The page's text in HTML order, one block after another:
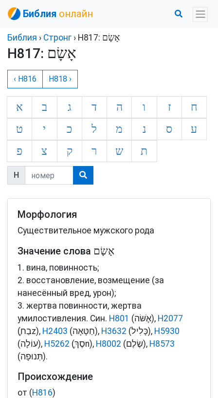
Библия онлайн
Библия › Стронг › H817:
H817:
‹ H816 H818 ›
א ב ג ד ה ו ז
ח
ט
י כ ל מ נ ס
ע
פ
צ ק ר ש ת
H
Морфология
Существительное мужского рода
Значение слова
1. вина, повинность;
2. восстановление, возмещение (за
нанесённый вред, урон);
3. жертва повинности, жертва
умилостивления. Син. H801 (אִֶֹשּׂה‎), H2077
(ֶבַח‎z), H2403 (חַטָּאָה‎), H3632 (כָּלִיל‎), H5930
(עוֹלָה‎), H5262 (ֶסֶךְ‎n), H8002 (שֶׂלֶם‎), H8573
(תְּנוּפָה‎).
Происхождение
от (H816)